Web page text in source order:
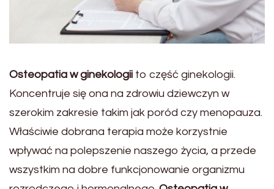
Osteopatia w ginekologii to część ginekologii.
Koncentruje się ona na zdrowiu dziewczyn w
szerokim zakresie takim jak poród czy menopauza.
Właściwie dobrana terapia może korzystnie
wpływać na polepszenie naszego życia, a przede
wszystkim na dobre funkcjonowanie organizmu